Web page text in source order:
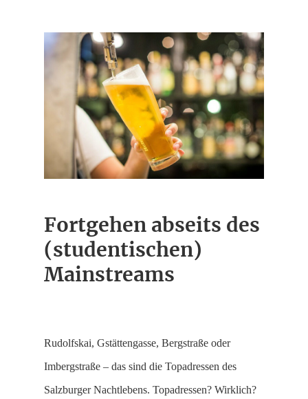
Fortgehen abseits des
(studentischen)
Mainstreams
Rudolfskai, Gstättengasse, Bergstraße oder
Imbergstraße – das sind die Topadressen des
Salzburger Nachtlebens. Topadressen? Wirklich?